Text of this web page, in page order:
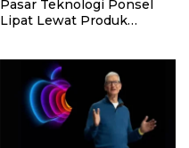
Pasar Teknologi Ponsel
Lipat Lewat Produk